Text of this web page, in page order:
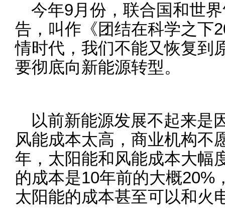
今年9月份，联合国和世
告，叫作《团结在科学之下
情时代，我们不能又恢复到
要彻底向新能源转型。
以前新能源发展不起来是
风能成本太高，商业机构不
年，太阳能和风能成本大幅
的成本是10年前的大概20%
太阳能的成本甚至可以和火